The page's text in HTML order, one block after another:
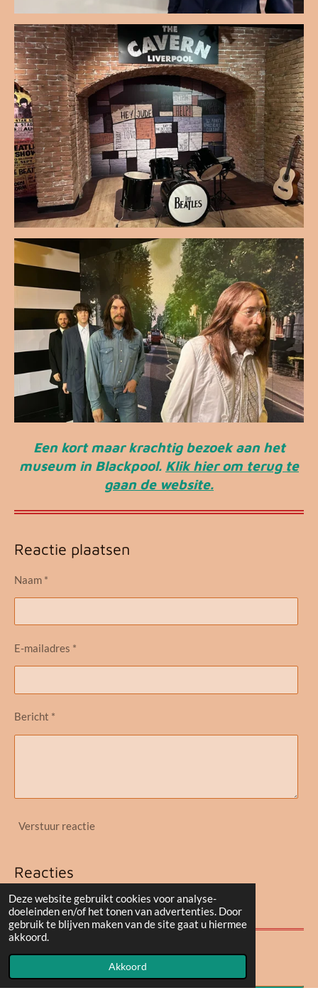
Deze website gebruikt cookies voor analyse-
doeleinden en/of het tonen van advertenties. Door
gebruik te blijven maken van de site gaat u hiermee
akkoord.
Akkoord
Een kort maar krachtig bezoek aan het
museum in Blackpool. Klik hier om terug te
gaan de website.
Reactie plaatsen
Naam *
E-mailadres *
Bericht *
Verstuur reactie
Reacties
Er zijn geen reacties geplaatst.